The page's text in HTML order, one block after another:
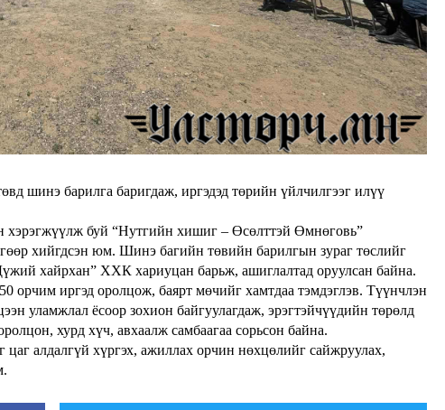
шинэ барилга баригдаж, иргэдэд төрийн үйлчилгээг илүү
хэрэгжүүлж буй “Нутгийн хишиг – Өсөлттэй Өмнөговь”
хийгдсэн юм. Шинэ багийн төвийн барилгын зураг төслийг
хайрхан” ХХК хариуцан барьж, ашиглалтад оруулсан байна.
орчим иргэд оролцож, баярт мөчийг хамтдаа тэмдэглэв. Түүнчлэн
уламжлал ёсоор зохион байгуулагдаж, эрэгтэйчүүдийн төрөлд
хурд хүч, авхаалж самбаагаа сорьсон байна.
алдалгүй хүргэх, ажиллах орчин нөхцөлийг сайжруулах,